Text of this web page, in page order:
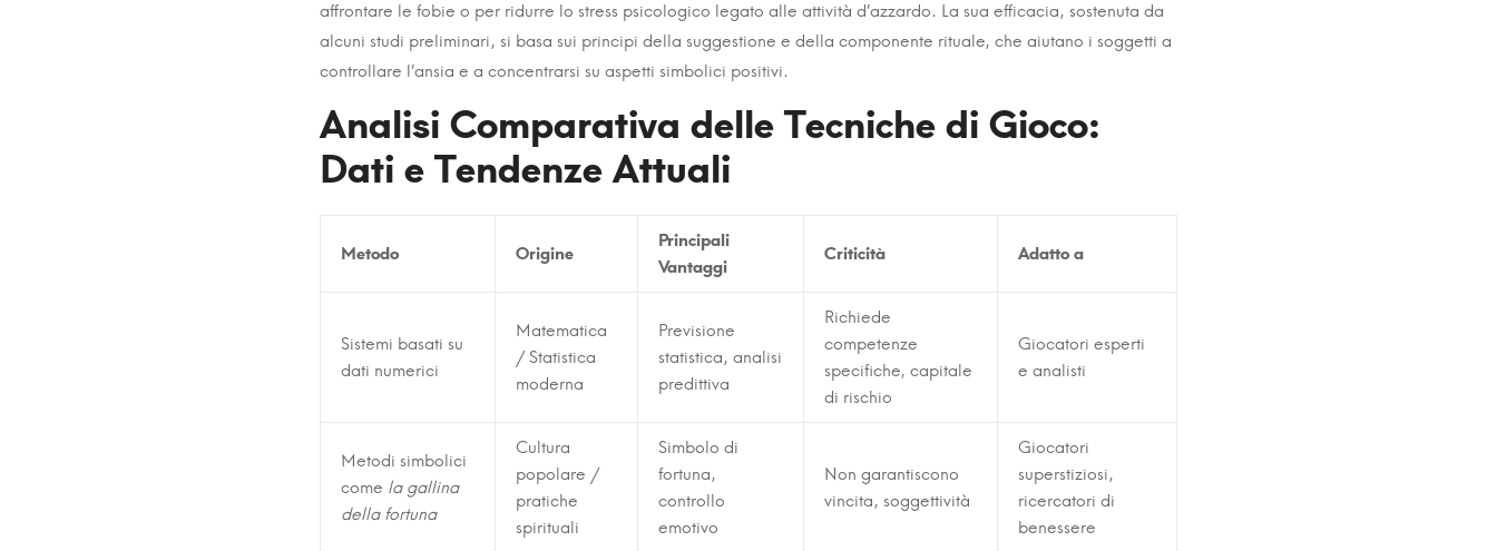
Uncategorised
affrontare le fobie o per ridurre lo stress psicologico legato alle attività d’azzardo. La sua efficacia, sostenuta da
alcuni studi preliminari, si basa sui principi della suggestione e della componente rituale, che aiutano i soggetti a
controllare l’ansia e a concentrarsi su aspetti simbolici positivi.
Analisi Comparativa delle Tecniche di Gioco:
Dati e Tendenze Attuali
Metodo Origine
Principali
Vantaggi
Criticità Adatto a
Sistemi basati su
dati numerici
Matematica
/ Statistica
moderna
Previsione
statistica, analisi
predittiva
Richiede
competenze
specifiche, capitale
di rischio
Giocatori esperti
e analisti
Metodi simbolici
come la gallina
della fortuna
Cultura
popolare /
pratiche
spirituali
Simbolo di
fortuna,
controllo
emotivo
Non garantiscono
vincita, soggettività
Giocatori
superstiziosi,
ricercatori di
benessere